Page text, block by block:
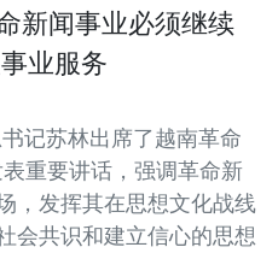
新闻事业必须继续
业服务
记苏林出席了越南革命
重要讲话，强调革命新
，发挥其在思想文化战线
会共识和建立信心的思想